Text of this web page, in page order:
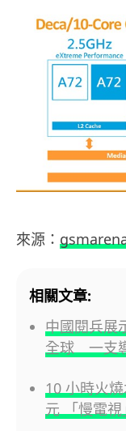
來源：
相關文章:
中國閱兵展
全球 一支
10 小時火
元 「慢電